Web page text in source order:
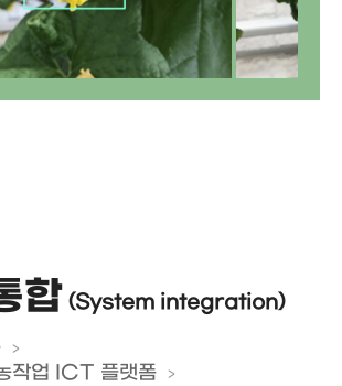
합 (System integration)
작업 ICT 플랫폼